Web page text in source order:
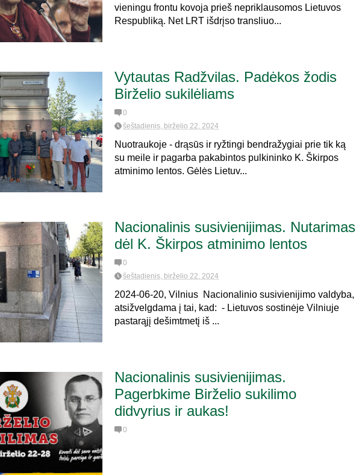
vieningu frontu kovoja prieš nepriklausomos Lietuvos
Respubliką. Net LRT išdrįso transliuo...
Vytautas Radžvilas. Padėkos žodis
Birželio sukilėliams
0
šeštadienis, birželio 22, 2024
Nuotraukoje - drąsūs ir ryžtingi bendražygiai prie tik ką
su meile ir pagarba pakabintos pulkininko K. Škirpos
atminimo lentos. Gėlės Lietuv...
Nacionalinis susivienijimas. Nutarimas
dėl K. Škirpos atminimo lentos
0
šeštadienis, birželio 22, 2024
2024-06-20, Vilnius Nacionalinio susivienijimo valdyba,
atsižvelgdama į tai, kad: - Lietuvos sostinėje Vilniuje
pastarąjį dešimtmetį iš ...
Nacionalinis susivienijimas.
Pagerbkime Birželio sukilimo
didvyrius ir aukas!
0